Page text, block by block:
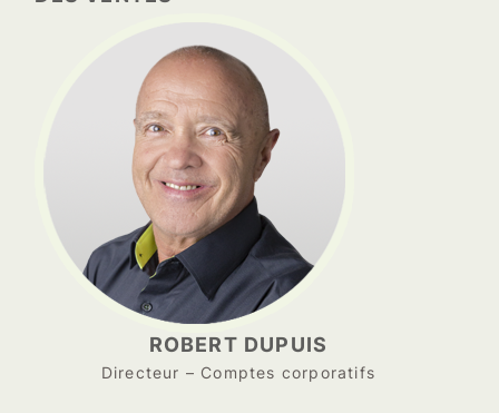
ROBERT DUPUIS
Directeur – Comptes corporatifs